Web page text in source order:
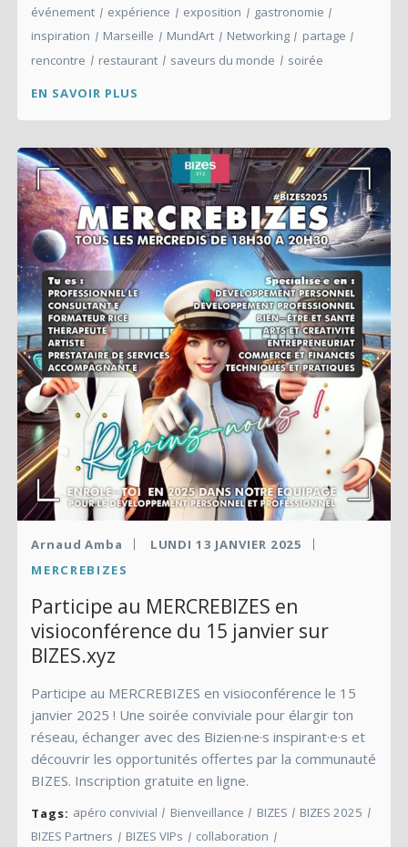
événement expérience exposition
gastronomie
inspiration
Marseille MundArt Networking
partage
rencontre
restaurant saveurs du monde soirée
EN SAVOIR PLUS
Arnaud Amba
LUNDI 13 JANVIER 2025
MERCREBIZES
Participe au MERCREBIZES en
visioconférence du 15 janvier sur
BIZES.xyz
Participe au MERCREBIZES en visioconférence le 15
janvier 2025 ! Une soirée conviviale pour élargir ton
réseau, échanger avec des Bizien·ne·s inspirant·e·s et
découvrir les opportunités offertes par la communauté
BIZES. Inscription gratuite en ligne.
Tags: apéro convivial Bienveillance BIZES
BIZES 2025
BIZES Partners
BIZES VIPs
collaboration